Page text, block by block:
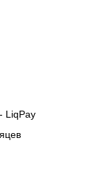
LiqPay